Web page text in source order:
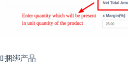
捆绑产品